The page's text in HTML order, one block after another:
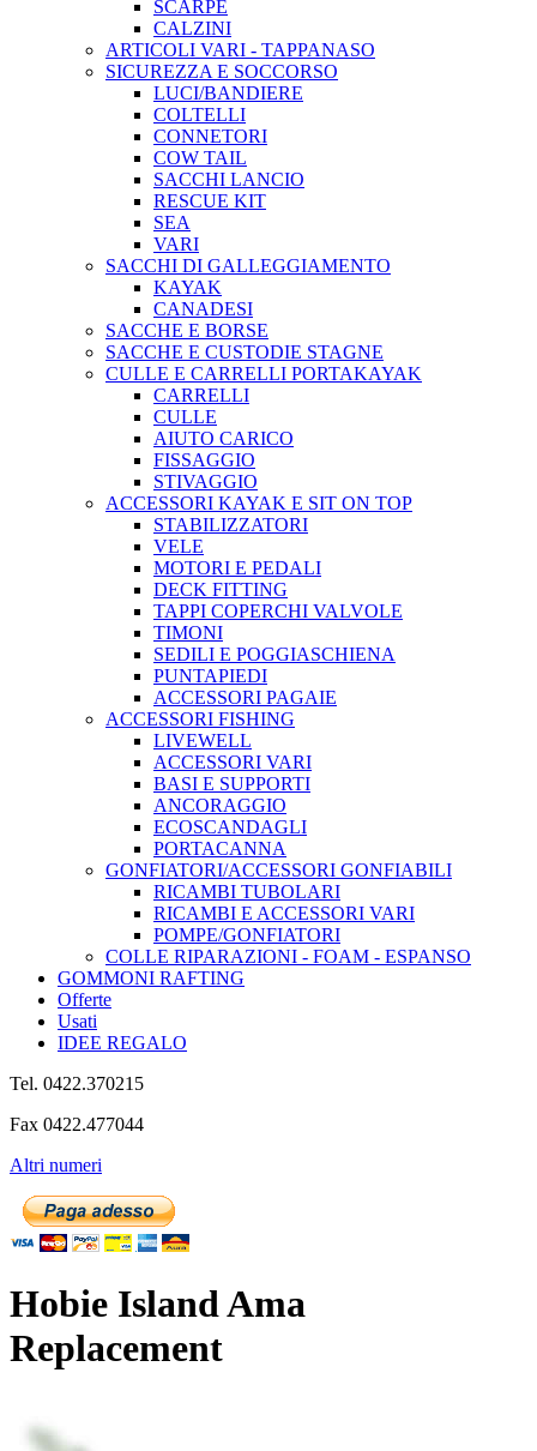
SCARPE
CALZINI
ARTICOLI VARI - TAPPANASO
SICUREZZA E SOCCORSO
LUCI/BANDIERE
COLTELLI
CONNETORI
COW TAIL
SACCHI LANCIO
RESCUE KIT
SEA
VARI
SACCHI DI GALLEGGIAMENTO
KAYAK
CANADESI
SACCHE E BORSE
SACCHE E CUSTODIE STAGNE
CULLE E CARRELLI PORTAKAYAK
CARRELLI
CULLE
AIUTO CARICO
FISSAGGIO
STIVAGGIO
ACCESSORI KAYAK E SIT ON TOP
STABILIZZATORI
VELE
MOTORI E PEDALI
DECK FITTING
TAPPI COPERCHI VALVOLE
TIMONI
SEDILI E POGGIASCHIENA
PUNTAPIEDI
ACCESSORI PAGAIE
ACCESSORI FISHING
LIVEWELL
ACCESSORI VARI
BASI E SUPPORTI
ANCORAGGIO
ECOSCANDAGLI
PORTACANNA
GONFIATORI/ACCESSORI GONFIABILI
RICAMBI TUBOLARI
RICAMBI E ACCESSORI VARI
POMPE/GONFIATORI
COLLE RIPARAZIONI - FOAM - ESPANSO
GOMMONI RAFTING
Offerte
Usati
IDEE REGALO
Tel. 0422.370215
Fax 0422.477044
Altri numeri
Hobie Island Ama
Replacement